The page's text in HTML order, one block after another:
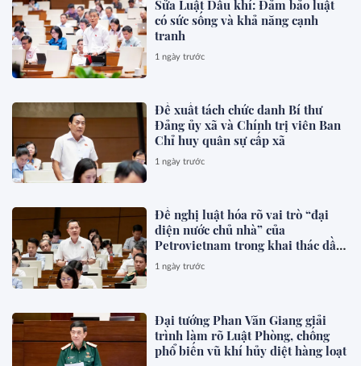
Sửa Luật Dầu khí: Đảm bảo luật
có sức sống và khả năng cạnh
tranh
1 ngày trước
Đề xuất tách chức danh Bí thư
Đảng ủy xã và Chính trị viên Ban
Chỉ huy quân sự cấp xã
1 ngày trước
Đề nghị luật hóa rõ vai trò “đại
diện nước chủ nhà” của
Petrovietnam trong khai thác dầu
khí
1 ngày trước
Đại tướng Phan Văn Giang giải
trình làm rõ Luật Phòng, chống
phổ biến vũ khí hủy diệt hàng loạt